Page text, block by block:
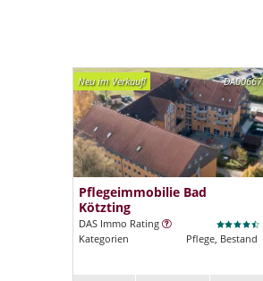
DA00667
Neu im Verkauf!
Pflegeimmobilie Bad
Kötzting
DAS Immo Rating
Kategorien
Pflege, Bestand